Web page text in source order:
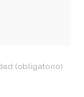
(obligatorio)